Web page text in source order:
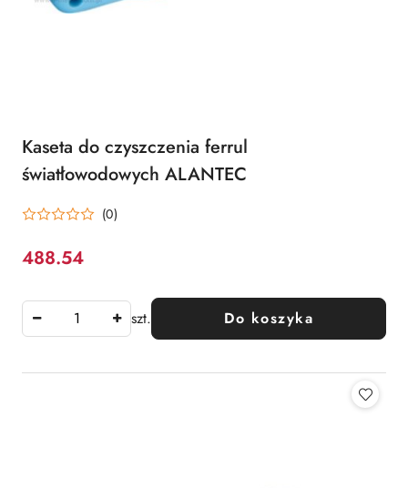
Kaseta do czyszczenia ferrul
światłowodowych ALANTEC
(0)
Cena:
488.54
szt. Do koszyka